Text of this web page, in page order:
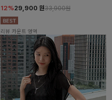
12%29,900 원33,900원
리뷰 카운트 영역